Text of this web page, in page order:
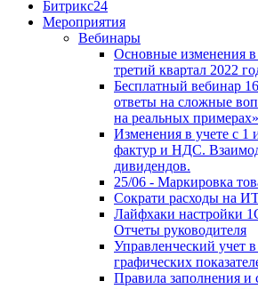
Битрикс24
Мероприятия
Вебинары
Основные изменения в
третий квартал 2022
Бесплатный вебинар
ответы на сложные
на реальных примерах»
Изменения в учете с
фактур и НДС.
дивидендов.
25/06 - Маркировка
Сократи расходы на
Лайфхаки настройки
Отчеты руководителя
Управленческий учет
графических
Правила заполнения и